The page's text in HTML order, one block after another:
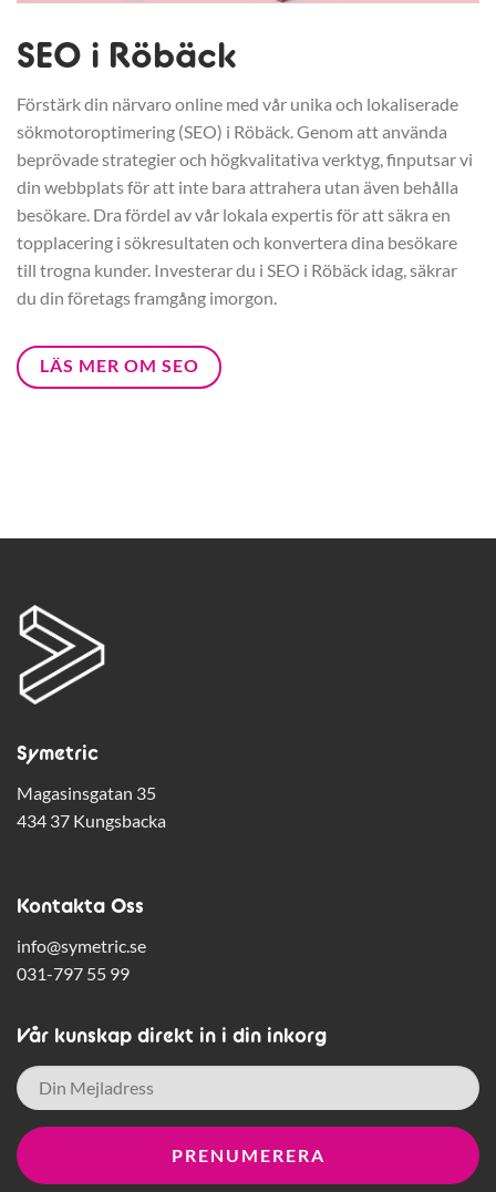
SEO i Röbäck
Förstärk din närvaro online med vår unika och lokaliserade
sökmotoroptimering (SEO) i Röbäck. Genom att använda
beprövade strategier och högkvalitativa verktyg, finputsar vi
din webbplats för att inte bara attrahera utan även behålla
besökare. Dra fördel av vår lokala expertis för att säkra en
topplacering i sökresultaten och konvertera dina besökare
till trogna kunder. Investerar du i SEO i Röbäck idag, säkrar
du din företags framgång imorgon.
LÄS MER OM SEO
Symetric
Magasinsgatan 35
434 37 Kungsbacka
Kontakta Oss
info@symetric.se
031-797 55 99
Vår kunskap direkt in i din inkorg
E-
post *